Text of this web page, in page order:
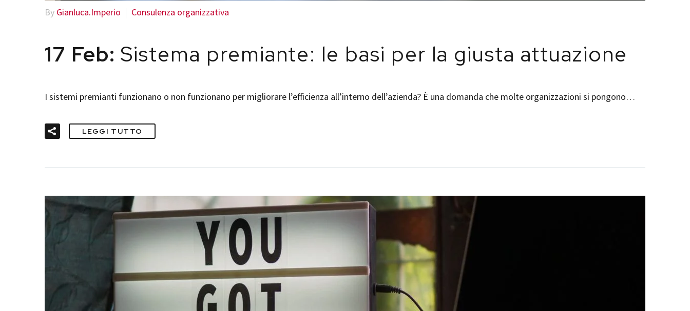
By Gianluca.Imperio Consulenza organizzativa
17 Feb: Sistema premiante: le basi per la giusta attuazione
I sistemi premianti funzionano o non funzionano per migliorare l’efficienza all’interno dell’azienda? È una domanda che molte organizzazioni si pongono…
LEGGI TUTTO